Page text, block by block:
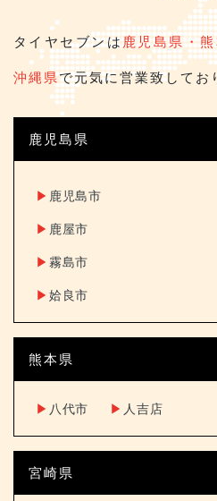
タイヤセブンは鹿児島県・
沖縄県で元気に営業致してお
鹿児島県
▶︎ 鹿児島市
▶︎ 鹿屋市
▶︎ 霧島市
▶︎ 姶良市
熊本県
▶︎ 八代市 ▶︎ 人吉店
宮崎県